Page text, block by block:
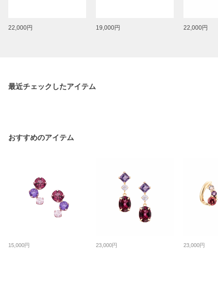
22,000円 19,000円 22,000円
最近チェックしたアイテム
おすすめのアイテム
15,000円 23,000円 23,000円